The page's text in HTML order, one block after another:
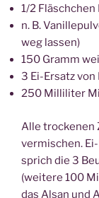
1/2
n. B.
weg lassen)
150 Gramm
3 Ei-Ersatz von
250 Milliliter
Alle trockenen
vermischen.
sprich die 3
(weitere 100
das Alsan und